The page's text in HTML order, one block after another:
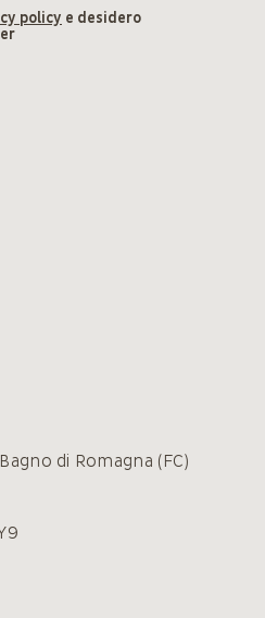
policy e desidero
di Romagna (FC)